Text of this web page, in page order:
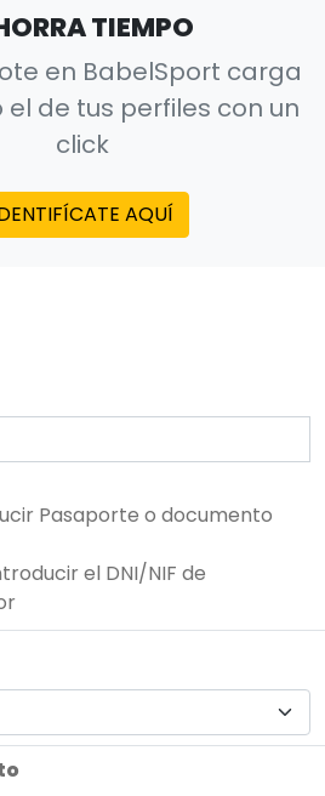
TIEMPO
en BabelSport carga
de tus perfiles con un
click
AQUÍ
Pasaporte o documento
el DNI/NIF de